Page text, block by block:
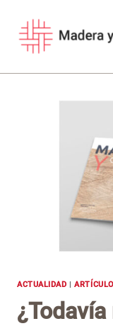
contenido
ACTUALIDAD |